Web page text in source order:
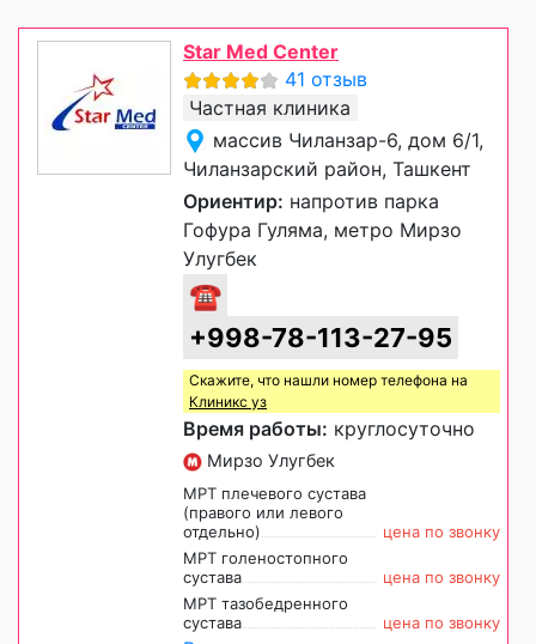
Star Med Center
41 отзыв
Частная клиника
массив Чиланзар-6, дом 6/1,
Чиланзарский район, Ташкент
Ориентир: напротив парка
Гофура Гуляма, метро Мирзо
Улугбек
☎
+998-78-113-27-95
Скажите, что нашли номер телефона на
Клиникс уз
Время работы: круглосуточно
Мирзо Улугбек
МРТ плечевого сустава
(правого или левого
отдельно)
цена по звонку
МРТ голеностопного
сустава
цена по звонку
МРТ тазобедренного
сустава
цена по звонку